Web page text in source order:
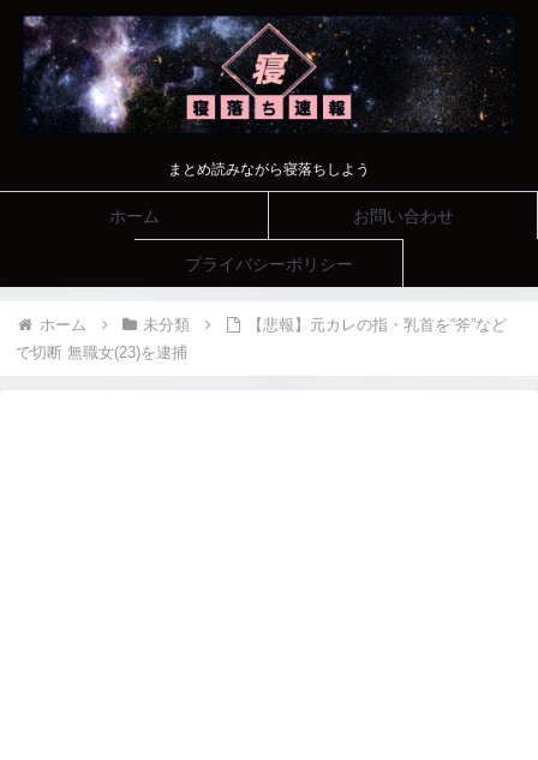
まとめ読みながら寝落ちしよう
ホーム お問い合わせ
プライバシーポリシー
ホーム 未分類
【悲報】元カレの指・乳首を“斧”など
で切断 無職女(23)を逮捕